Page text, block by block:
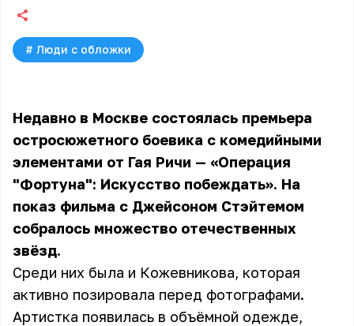
# Люди с обложки
Недавно в Москве состоялась премьера
остросюжетного боевика с комедийными
элементами от Гая Ричи — «Операция
"Фортуна": Искусство побеждать». На
показ фильма с Джейсоном Стэйтемом
собралось множество отечественных
звёзд.
Среди них была и Кожевникова, которая
активно позировала перед фотографами.
Артистка появилась в объёмной одежде,